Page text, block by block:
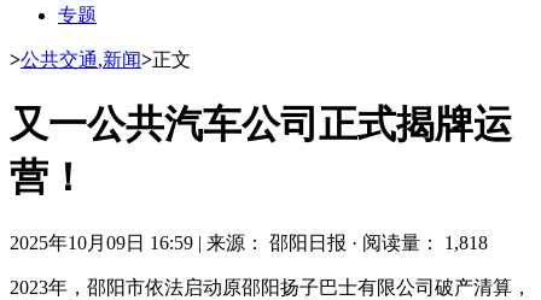
专题
>公共交通,新闻>正文
又一公共汽车公司正式揭牌运
营！
2025年10月09日 16:59 | 来源： 邵阳日报 · 阅读量： 1,818
2023年，邵阳市依法启动原邵阳扬子巴士有限公司破产清算，